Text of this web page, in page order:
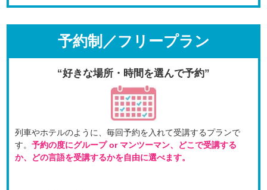
予約制／フリープラン
“好きな場所・時間を選んで予約”
列車やホテルのように、毎回予約を入れて受講するプランで
す。 予約の度にグループ or マンツーマン、
どこで受講する
か、どの言語を受講するかを自由に選べます。